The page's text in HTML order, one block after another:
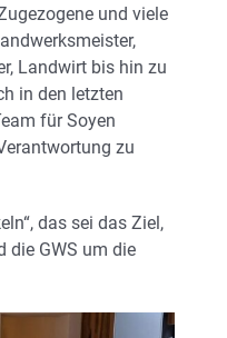
und viele
Landwirt bis hin zu
in den letzten
für Soyen
zu
das sei das Ziel,
die GWS um die